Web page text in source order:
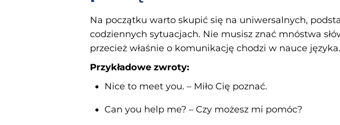
Na początku warto skupić się na uniwersalnych,
codziennych sytuacjach. Nie musisz znać mnóstwa
przecież właśnie o komunikację chodzi w nauce języka.
Przykładowe zwroty:
Nice to meet you. – Miło Cię poznać.
Can you help me? – Czy możesz mi pomóc?